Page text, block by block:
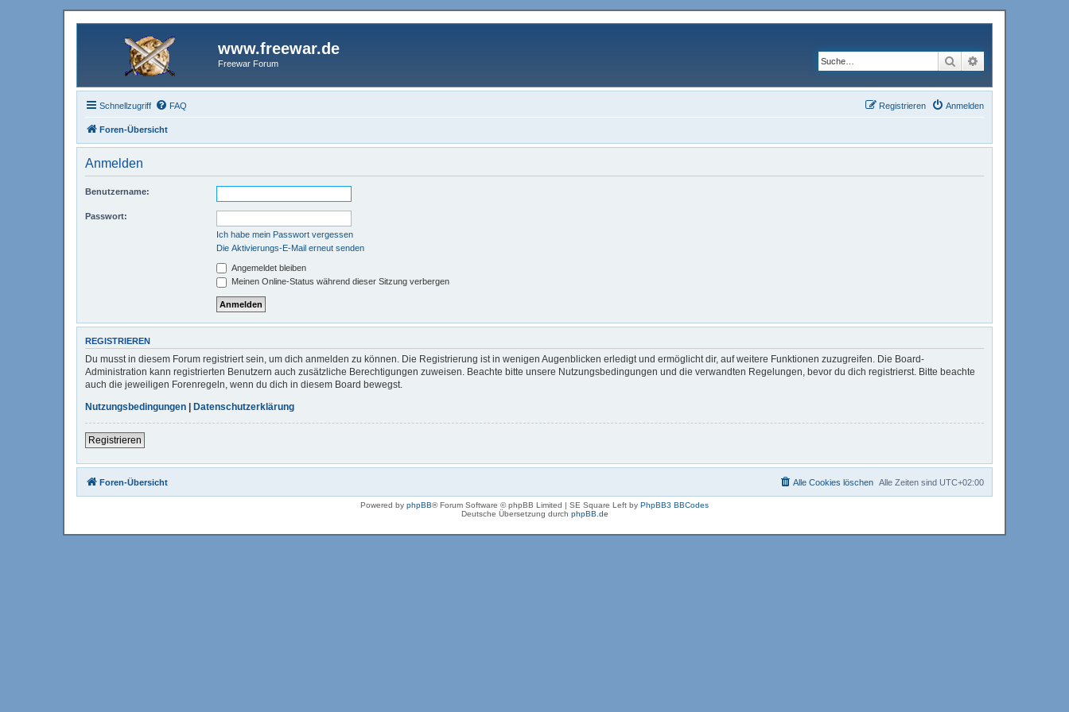
www.freewar.de
Freewar Forum Suche
Schnellzugriff FAQ Anmelden
Registrieren
Foren-Übersicht
Anmelden
Benutzername:
Passwort:
Ich habe mein Passwort vergessen
Die Aktivierungs-E-Mail erneut senden
Angemeldet bleiben
Meinen Online-Status während dieser Sitzung verbergen
REGISTRIEREN
Du musst in diesem Forum registriert sein, um dich anmelden zu können. Die Registrierung ist in wenigen Augenblicken erledigt und ermöglicht dir, auf weitere Funktionen zuzugreifen. Die Board-
Administration kann registrierten Benutzern auch zusätzliche Berechtigungen zuweisen. Beachte bitte unsere Nutzungsbedingungen und die verwandten Regelungen, bevor du dich registrierst. Bitte beachte
auch die jeweiligen Forenregeln, wenn du dich in diesem Board bewegst.
Nutzungsbedingungen
Datenschutzerklärung
Registrieren
Foren-Übersicht Alle Zeiten sind UTC+02:00
Alle Cookies löschen
Powered by phpBB® Forum Software © phpBB Limited | SE Square Left by PhpBB3 BBCodes
Deutsche Übersetzung durch phpBB.de